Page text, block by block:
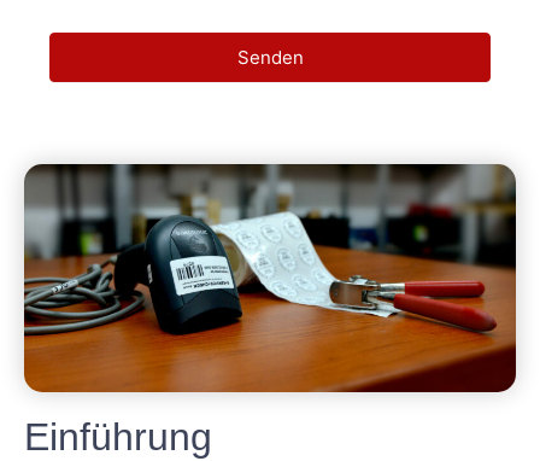
Senden
Einführung